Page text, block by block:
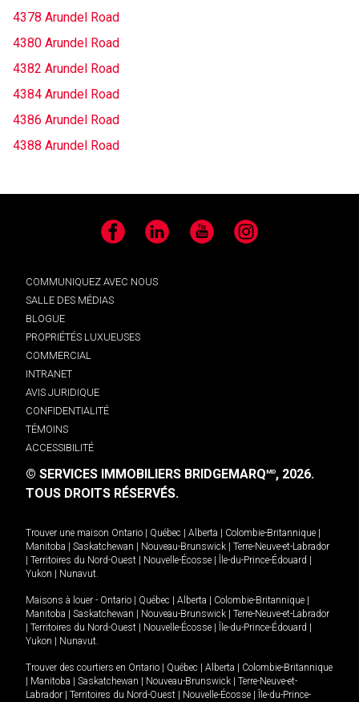
4378 Arundel Road
4380 Arundel Road
4382 Arundel Road
4384 Arundel Road
4386 Arundel Road
4388 Arundel Road
Facebook LinkedIn YouTube Instagram
COMMUNIQUEZ AVEC NOUS
SALLE DES MÉDIAS
BLOGUE
PROPRIÉTÉS LUXUEUSES
COMMERCIAL
INTRANET
AVIS JURIDIQUE
CONFIDENTIALITÉ
TÉMOINS
ACCESSIBILITÉ
© SERVICES IMMOBILIERS BRIDGEMARQMD, 2026.
TOUS DROITS RÉSERVÉS.
Trouver une maison Ontario Québec Alberta Colombie-Britannique
Manitoba
Saskatchewan Nouveau-Brunswick
Terre-Neuve-et-Labrador
Territoires du Nord-Ouest Nouvelle-Écosse Île-du-Prince-Édouard
Yukon
Nunavut.
Maisons à louer - Ontario Québec Alberta Colombie-Britannique
Manitoba
Saskatchewan Nouveau-Brunswick
Terre-Neuve-et-Labrador
Territoires du Nord-Ouest Nouvelle-Écosse Île-du-Prince-Édouard
Yukon
Nunavut.
Trouver des courtiers en Ontario Québec Alberta
Colombie-Britannique
Manitoba Saskatchewan Nouveau-Brunswick
Terre-Neuve-et-
Labrador
Territoires du Nord-Ouest Nouvelle-Écosse
Île-du-Prince-